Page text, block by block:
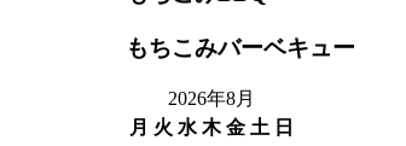
もちこみバーベキュー
2026年8月
月 火 水 木 金 土 日